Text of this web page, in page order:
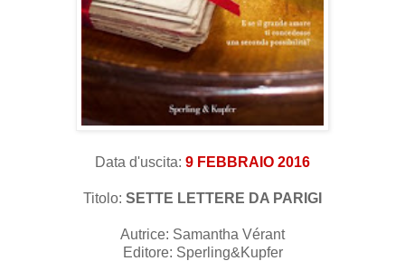
Data d'uscita: 9 FEBBRAIO 2016
Titolo: SETTE LETTERE DA PARIGI
Autrice: Samantha Vérant
Editore: Sperling&Kupfer